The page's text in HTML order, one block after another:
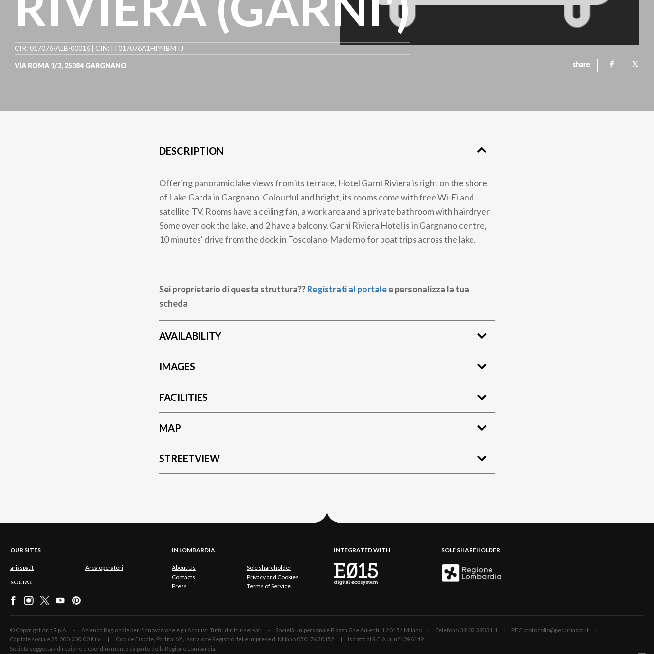
CIR: 017076-ALB-00016 | CIN: IT017076A1HIY4BMTJ
VIA ROMA 1/3, 25084 GARGNANO share
DESCRIPTION
Offering panoramic lake views from its terrace, Hotel Garnì Riviera is right on the shore
of Lake Garda in Gargnano. Colourful and bright, its rooms come with free Wi-Fi and
satellite TV. Rooms have a ceiling fan, a work area and a private bathroom with hairdryer.
Some overlook the lake, and 2 have a balcony. Garnì Riviera Hotel is in Gargnano centre,
10 minutes' drive from the dock in Toscolano-Maderno for boat trips across the lake.
Sei proprietario di questa struttura??Registrati al portalee personalizza la tua
scheda
AVAILABILITY
IMAGES
FACILITIES
MAP
STREETVIEW
OUR SITES
ariaspa.it Area operatori
SOCIAL
IN LOMBARDIA
About Us
Sole shareholder
Contacts
Privacy and Cookies
Press
Terms of Service
INTEGRATED WITH SOLE SHAREHOLDER
© Copyright Aria S.p.A. - Azienda Regionale per l'Innovazione e gli Acquisti Tutti i diritti riservati - Società unipersonale Piazza Gae Aulenti, 1 20154 Milano | Telefono 39.02 39331.1 | PEC protocollo@pec.ariaspa.it |
Capitale sociale 25.000.000,00 € i.v. | Codice Fiscale, Partita IVA, Iscrizione Registro delle Imprese di Milano 05017630152 | Iscritta al R.E.A. al n°1096149.
Società soggetta a direzione e coordinamento da parte della Regione Lombardia.